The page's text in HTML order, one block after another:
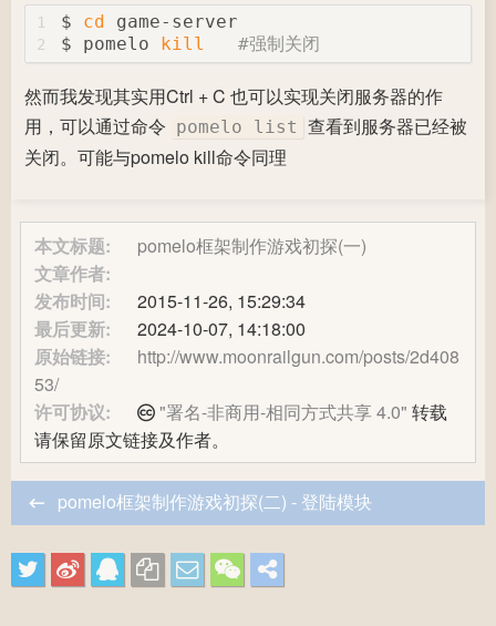
1
2
$ cd
game-server
$ pomelo
kill #强制关闭
然而我发现其实用Ctrl + C 也可以实现关闭服务器的作
用，可以通过命令 pomelo list 查看到服务器已经被
关闭。可能与pomelo kill命令同理
本文标题:
pomelo框架制作游戏初探(一)
文章作者:
发布时间:
2015-11-26, 15:29:34
最后更新:
2024-10-07, 14:18:00
原始链接:
http://www.moonrailgun.com/posts/2d408
53/
许可协议:
"署名-非商用-相同方式共享 4.0" 转载
请保留原文链接及作者。
pomelo框架制作游戏初探(二) - 登陆模块